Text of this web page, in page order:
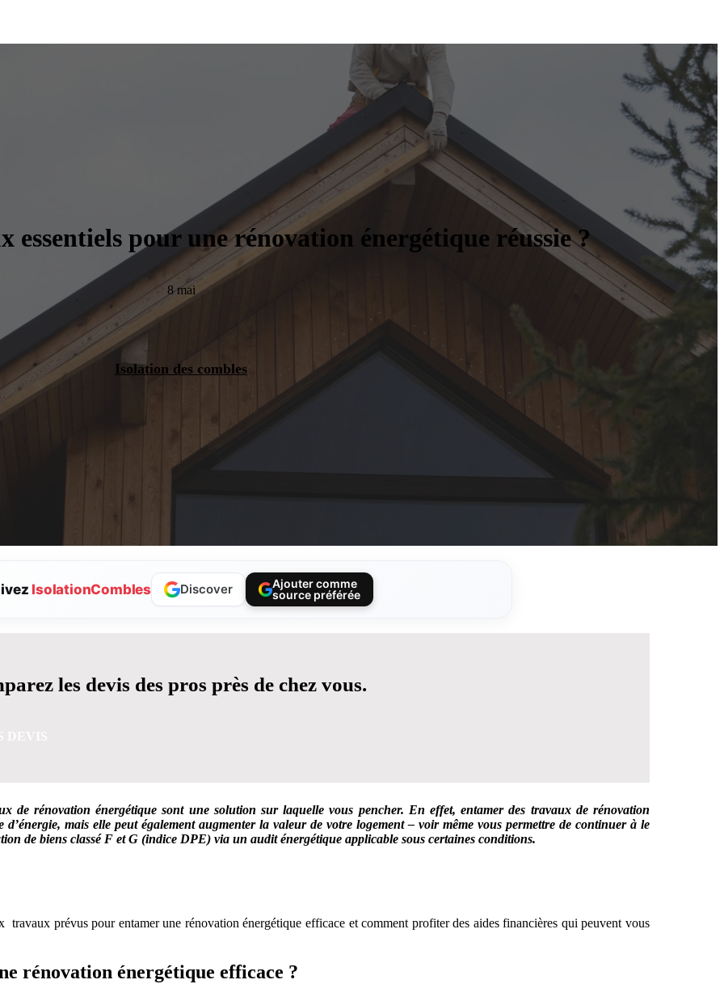
essentiels pour une rénovation énergétique réussie ?
8 mai
Isolation des combles
IsolationCombles Discover
Ajouter comme
source préférée
les devis des pros près de chez vous.
de rénovation énergétique sont une solution sur laquelle vous pencher. En effet, entamer des travaux de rénovation
mais elle peut également augmenter la valeur de votre logement – voir même vous permettre de continuer à le
de biens classé F et G (indice DPE) via un audit énergétique applicable sous certaines conditions.
prévus pour entamer une rénovation énergétique efficace et comment profiter des aides financières qui peuvent vous
rénovation énergétique efficace ?